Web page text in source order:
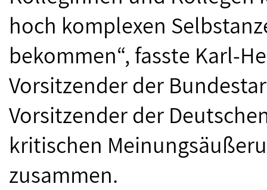
hoch komplexen
bekommen“, fasste Karl-
Vorsitzender der
Vorsitzender der
kritischen
zusammen.